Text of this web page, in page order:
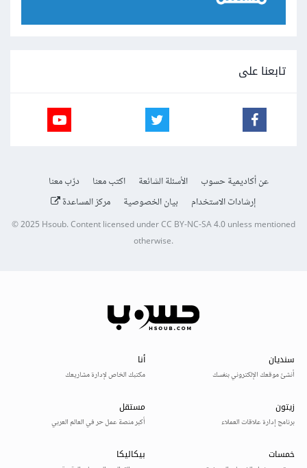
تابعنا على
عن أكاديمية حسوب الأسئلة الشائعة اكتب معنا
درّب معنا
إرشادات الاستخدام
بيان الخصوصية مركز المساعدة
© 2025Hsoub.Content licensed underCC BY-NC-SA 4.0unless mentioned
otherwise.